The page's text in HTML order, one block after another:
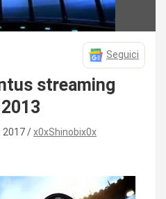
Seguici
streaming
2017 x0xShinobix0x